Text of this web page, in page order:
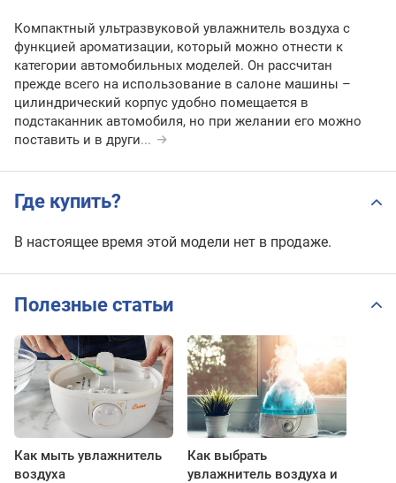
Компактный ультразвуковой увлажнитель воздуха с
функцией ароматизации, который можно отнести к
категории автомобильных моделей. Он рассчитан
прежде всего на использование в салоне машины –
цилиндрический корпус удобно помещается в
подстаканник автомобиля, но при желании его можно
поставить и в други...
Где купить?
В настоящее время этой модели нет в продаже.
Полезные статьи
Как мыть увлажнитель
воздуха
Как выбрать
увлажнитель воздуха и